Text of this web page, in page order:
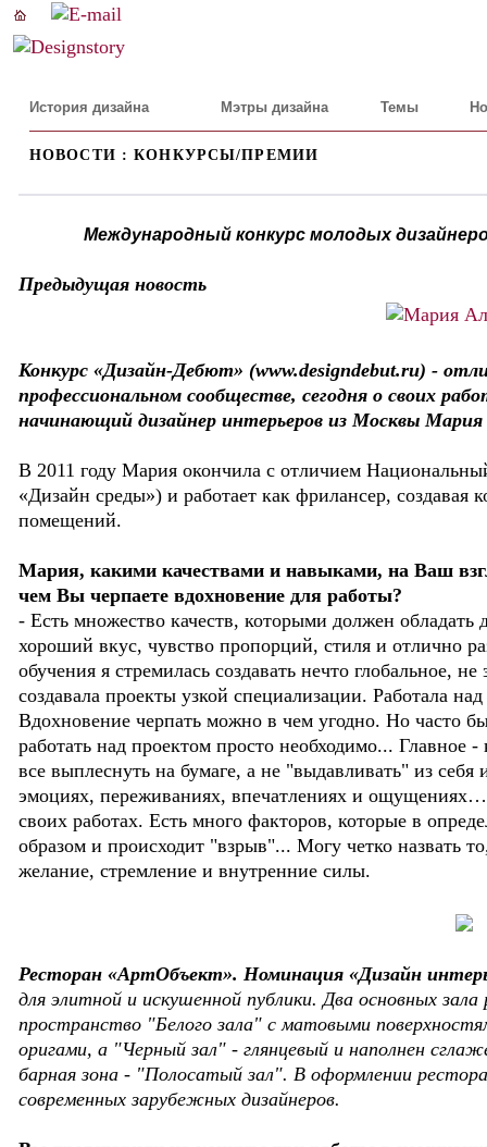
История дизайна Мэтры дизайна Темы
НОВОСТИ : КОНКУРСЫ/ПРЕМИИ
Международный конкурс молодых
Предыдущая новость
Конкурс «Дизайн-Дебют» (www.designdebut.ru) -
профессиональном сообществе, сегодня о своих
начинающий дизайнер интерьеров из Москвы
В 2011 году Мария окончила с отличием
«Дизайн среды») и работает как фрилансер,
помещений.
Мария, какими качествами и навыками, на Ваш
чем Вы черпаете вдохновение для работы?
- Есть множество качеств, которыми должен
хороший вкус, чувство пропорций, стиля и отлично
обучения я стремилась создавать нечто глобальное,
создавала проекты узкой специализации. Работала
Вдохновение черпать можно в чем угодно. Но часто
работать над проектом просто необходимо... Главное
все выплеснуть на бумаге, а не "выдавливать" из
эмоциях, переживаниях, впечатлениях и
своих работах. Есть много факторов, которые в
образом и происходит "взрыв"... Могу четко назвать
желание, стремление и внутренние силы.
Ресторан «АртОбъект». Номинация «Дизайн
для элитной и искушенной публики. Два основных
пространство "Белого зала" с матовыми
оригами, а "Черный зал" - глянцевый и наполнен
барная зона - "Полосатый зал". В оформлении
современных зарубежных дизайнеров.